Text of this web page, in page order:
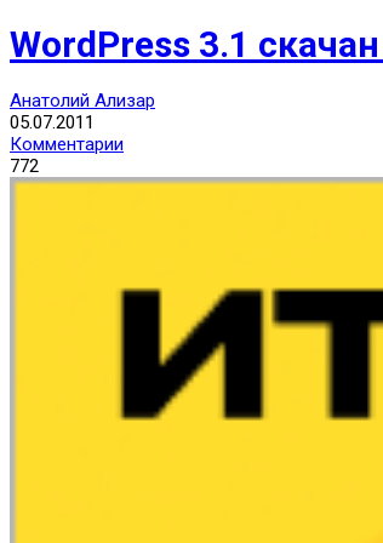
WordPress 3.1
Анатолий Ализар
05.07.2011
Комментарии
772